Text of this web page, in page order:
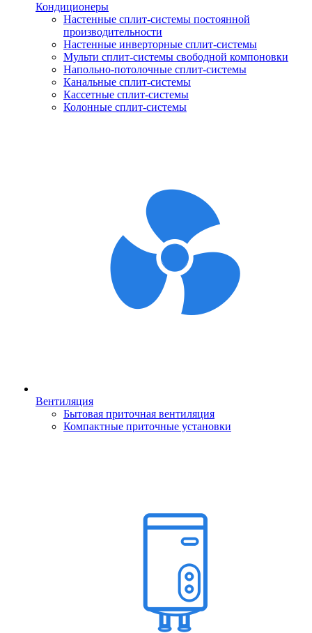
Кондиционеры
Настенные сплит-системы постоянной
производительности
Настенные инверторные сплит-системы
Мульти сплит-системы свободной компоновки
Напольно-потолочные сплит-системы
Канальные сплит-системы
Кассетные сплит-системы
Колонные сплит-системы
Вентиляция
Бытовая приточная вентиляция
Компактные приточные установки